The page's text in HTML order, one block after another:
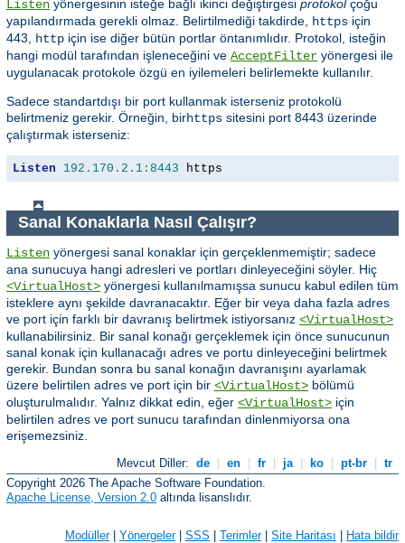
Listen yönergesinin isteğe bağlı ikinci değiştirgesi protokolçoğu
yapılandırmada gerekli olmaz. Belirtilmediği takdirde,
https için
443,
http için ise diğer bütün portlar öntanımlıdır. Protokol, isteğin
hangi modül tarafından işleneceğini ve AcceptFilter yönergesi ile
uygulanacak protokole özgü en iyilemeleri belirlemekte kullanılır.
Sadece standartdışı bir port kullanmak isterseniz protokolü
belirtmeniz gerekir. Örneğin, birhttps sitesini port 8443 üzerinde
çalıştırmak isterseniz:
Listen 192.170 . 2.1 : 8443 https
Sanal Konaklarla Nasıl Çalışır?
Listen yönergesi sanal konaklar için gerçeklenmemiştir; sadece
ana sunucuya hangi adresleri ve portları dinleyeceğini söyler. Hiç
<VirtualHost> yönergesi kullanılmamışsa sunucu kabul edilen tüm
isteklere aynı şekilde davranacaktır. Eğer bir veya daha fazla adres
ve port için farklı bir davranış belirtmek istiyorsanız <VirtualHost>
kullanabilirsiniz. Bir sanal konağı gerçeklemek için önce sunucunun
sanal konak için kullanacağı adres ve portu dinleyeceğini belirtmek
gerekir. Bundan sonra bu sanal konağın davranışını ayarlamak
üzere belirtilen adres ve port için bir <VirtualHost> bölümü
oluşturulmalıdır. Yalnız dikkat edin, eğer <VirtualHost> için
belirtilen adres ve port sunucu tarafından dinlenmiyorsa ona
erişemezsiniz.
Mevcut Diller: de en fr ja ko pt-br
tr
Copyright 2026 The Apache Software Foundation.
Apache License, Version 2.0 altında lisanslıdır.
Modüller| Yönergeler| SSS Terimler| Site Haritası Hata bildir